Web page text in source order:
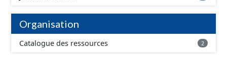
Organisation
Catalogue des ressources 2